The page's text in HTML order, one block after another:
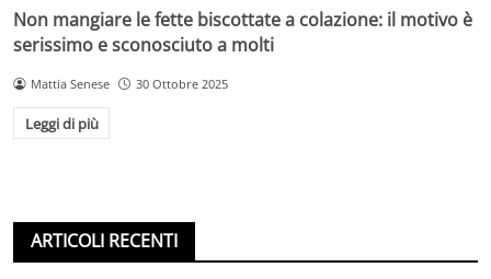
Non mangiare le fette biscottate a colazione: il motivo è
serissimo e sconosciuto a molti
Mattia Senese 30 Ottobre 2025
Leggi di più
ARTICOLI RECENTI